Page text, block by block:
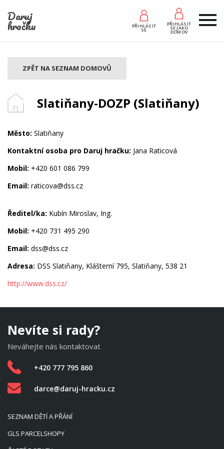
Daruj
hračku PŘIHLÁSIT
SE
PŘIHLÁSIT
SE JAKO
DOMOV
Slatiňany-DOZP (Slatiňany)
ZPĚT NA SEZNAM DOMOVŮ
Město: Slatiňany
Kontaktní osoba pro Daruj hračku: Jana Raticová
Mobil: +420 601 086 799
Email: raticova@dss.cz
Ředitel/ka: Kubín Miroslav, Ing.
Mobil: +420 731 495 290
Email: dss@dss.cz
Adresa: DSS Slatiňany, Klášterní 795, Slatiňany, 538 21
http://www.dss.cz/
Nevíte si rady?
Neváhejte nás kontaktovat
+420 777 795 860
darce@daruj-hracku.cz
SEZNAM DĚTÍ A PŘÁNÍ
GLS PARCELSHOPY